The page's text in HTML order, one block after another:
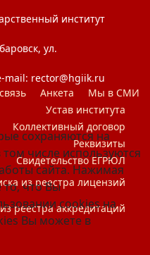
институт
ул.
mail: rector@hgiik.ru
Анкета
Мы в СМИ
Устав института
Коллективный договор
Реквизиты
Свидетельство ЕГРЮЛ
из реестра лицензий
реестра аккредитаций
сохраняются на
числе используются
сайта. Нажимая
что Вы
cookies на
Вы можете в